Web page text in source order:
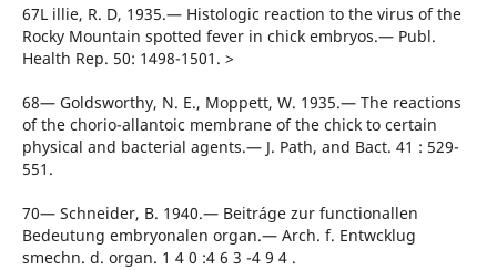
67L illie, R. D, 1935.— Histologic reaction to the virus of the
Rocky Mountain spotted fever in chick embryos.— Publ.
Health Rep. 50: 1498-1501. >
68— Goldsworthy, N. E., Moppett, W. 1935.— The reactions
of the chorio-allantoic membrane of the chick to certain
physical and bacterial agents.— J. Path, and Bact. 41 : 529-
551.
70— Schneider, B. 1940.— Beitráge zur functionallen
Bedeutung embryonalen organ.— Arch. f. Entwcklug
smechn. d. organ. 1 4 0 :4 6 3 -4 9 4 .